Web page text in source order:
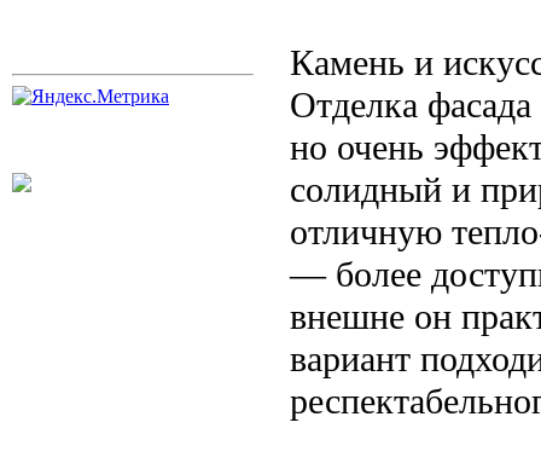
Камень и
Отделка
но очень
солидный и
отличную
— более
внешне он
вариант